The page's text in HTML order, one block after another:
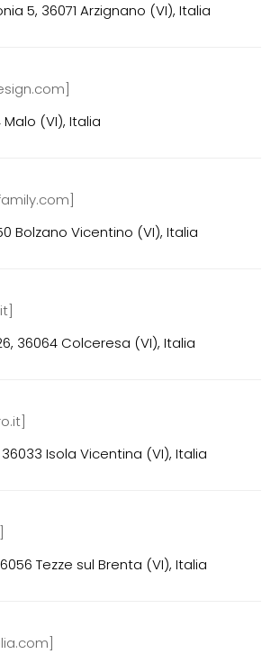
5, 36071 Arzignano (VI), Italia
(VI), Italia
Bolzano Vicentino (VI), Italia
36064 Colceresa (VI), Italia
Isola Vicentina (VI), Italia
Tezze sul Brenta (VI), Italia